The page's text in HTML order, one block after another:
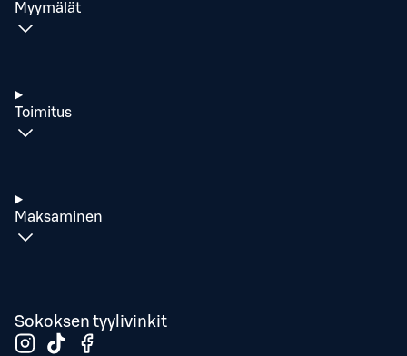
Myymälät
Toimitus
Maksaminen
Sokoksen tyylivinkit